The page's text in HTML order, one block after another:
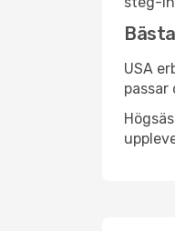
USA
passar